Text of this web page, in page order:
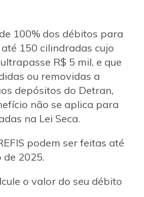
100% dos débitos para
150 cilindradas cujo
R$ 5 mil, e que
ou removidas a
depósitos do Detran,
não se aplica para
na Lei Seca.
podem ser feitas até
de 2025.
o valor do seu débito